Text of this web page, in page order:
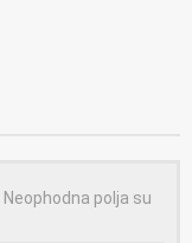
Neophodna polja su